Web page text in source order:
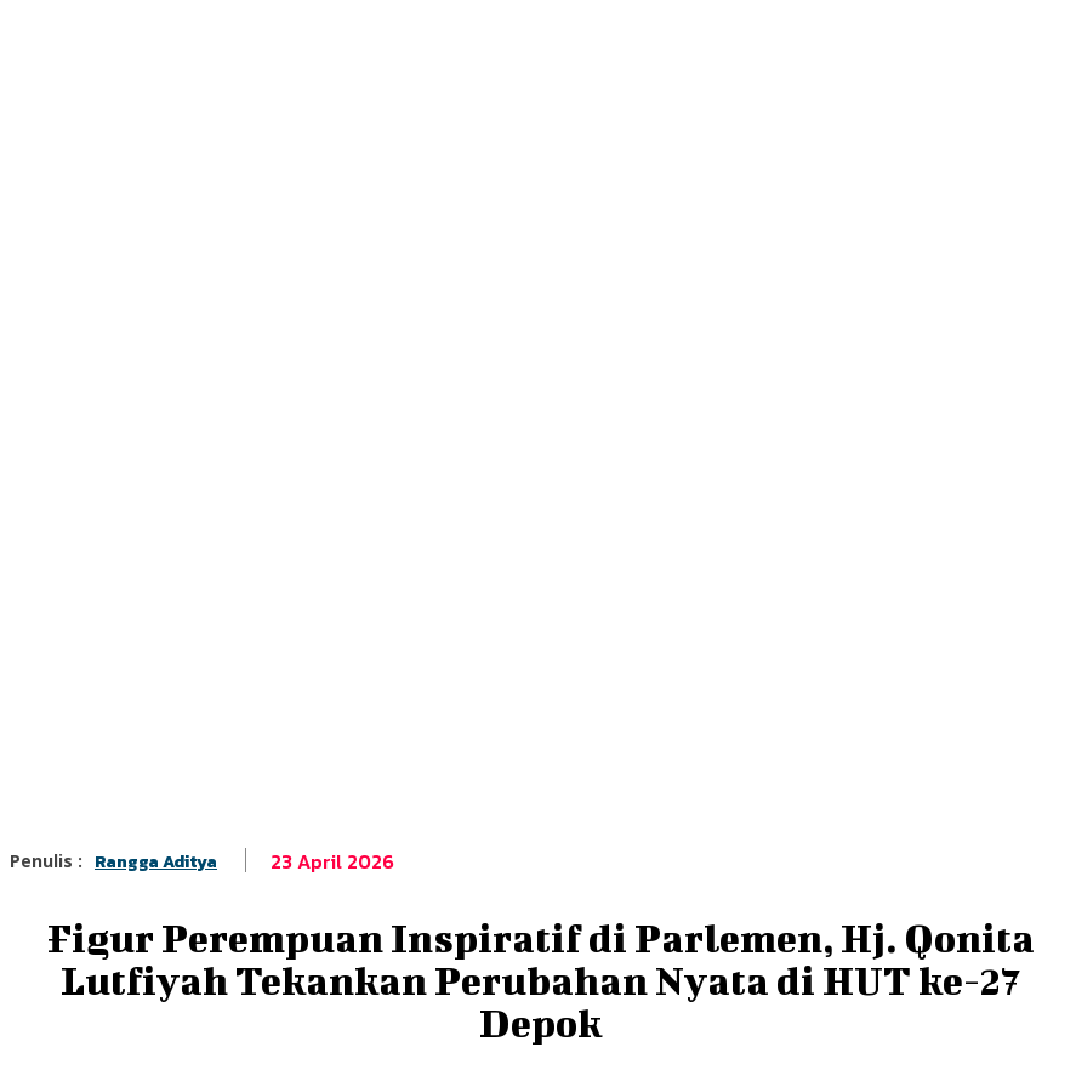
Penulis : Rangga Aditya 23 April 2026
Figur Perempuan Inspiratif di Parlemen, Hj. Qonita
Lutfiyah Tekankan Perubahan Nyata di HUT ke-27
Depok